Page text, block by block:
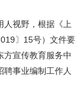
视野，根据《上
〕15号）文件要
方宣传教育服务中
聘事业编制工作人